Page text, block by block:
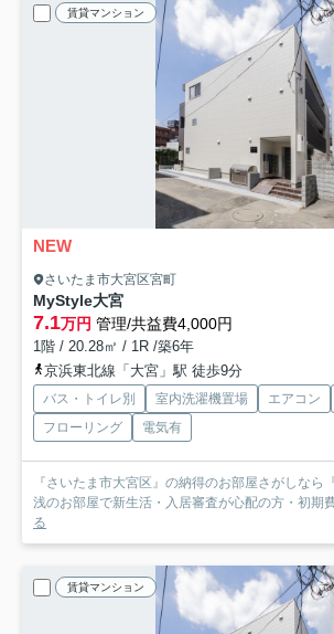
賃貸マンション
NEW
さいたま市大宮区宮町
MyStyle大宮
7.1万円 管理/共益費4,000円
1階 / 20.28㎡ / 1R /築6年
京浜東北線「大宮」駅 徒歩9分
バス・トイレ別 室内洗濯機置場 エアコン
フローリング
電気有
『さいたま市大宮区』の納得のお部屋さがしなら
浅のお部屋で新生活・入居審査が心配の方・初期
る
賃貸マンション